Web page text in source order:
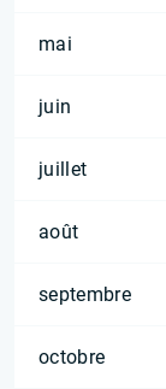
mai
juin
juillet
août
septembre
octobre